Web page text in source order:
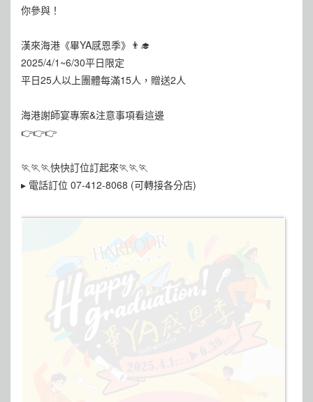
你參與！
漢來海港《畢YA感恩季》👨‍🎓
2025/4/1~6/30平日限定
平日25人以上團體每滿15人，贈送2人
海港謝師宴專案&注意事項看這邊
👉👉👉
🏃🏃🏃快快訂位訂起來🏃🏃🏃
▸ 電話訂位 07-412-8068 (可轉接各分店)